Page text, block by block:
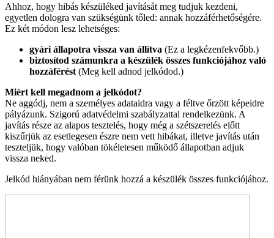
Ahhoz, hogy hibás készüléked javítását meg tudjuk kezdeni,
egyetlen dologra van szükségünk tőled: annak hozzáférhetőségére.
Ez két módon lesz lehetséges:
gyári állapotra vissza van állítva (Ez a legkézenfekvőbb.)
biztosítod számunkra a készülék összes funkciójához való
hozzáférést (Meg kell adnod jelkódod.)
Miért kell megadnom a jelkódot?
Ne aggódj, nem a személyes adataidra vagy a féltve őrzött képeidre
pályázunk. Szigorú adatvédelmi szabályzattal rendelkezünk. A
javítás része az alapos tesztelés, hogy még a szétszerelés előtt
kiszűrjük az esetlegesen észre nem vett hibákat, illetve javítás után
teszteljük, hogy valóban tökéletesen működő állapotban adjuk
vissza neked.
Jelkód hiányában nem férünk hozzá a készülék összes funkciójához.